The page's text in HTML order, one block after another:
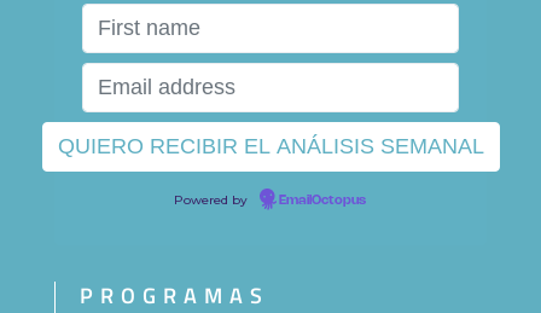
Powered by EmailOctopus
PROGRAMAS